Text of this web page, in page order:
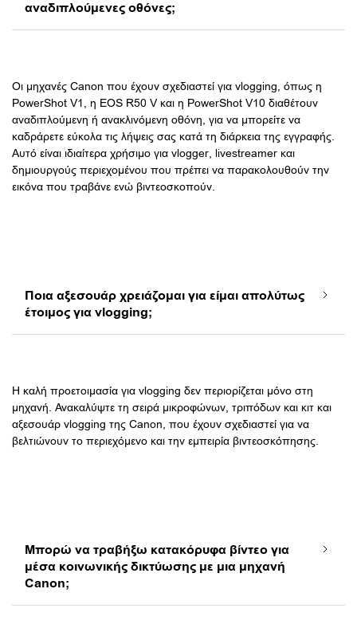
αναδιπλούμενες οθόνες;
Οι μηχανές Canon που έχουν σχεδιαστεί για vlogging, όπως η
PowerShot V1, η EOS R50 V και η PowerShot V10 διαθέτουν
αναδιπλούμενη ή ανακλινόμενη οθόνη, για να μπορείτε να
καδράρετε εύκολα τις λήψεις σας κατά τη διάρκεια της εγγραφής.
Αυτό είναι ιδιαίτερα χρήσιμο για vlogger, livestreamer και
δημιουργούς περιεχομένου που πρέπει να παρακολουθούν την
εικόνα που τραβάνε ενώ βιντεοσκοπούν.
Ποια αξεσουάρ χρειάζομαι για είμαι απολύτως
έτοιμος για vlogging;
Η καλή προετοιμασία για vlogging δεν περιορίζεται μόνο στη
μηχανή. Ανακαλύψτε τη σειρά μικροφώνων, τριπόδων και κιτ και
αξεσουάρ vlogging της Canon, που έχουν σχεδιαστεί για να
βελτιώνουν το περιεχόμενο και την εμπειρία βιντεοσκόπησης.
Μπορώ να τραβήξω κατακόρυφα βίντεο για
μέσα κοινωνικής δικτύωσης με μια μηχανή
Canon;